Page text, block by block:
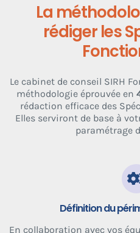
La
rédiger les
Le cabinet de conseil SIRH
méthodologie éprouvée en
rédaction efficace des
Elles serviront de base à
paramétrage
Définition du
En collaboration avec vos